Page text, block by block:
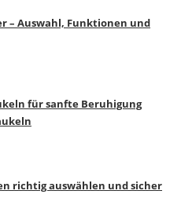
– Auswahl, Funktionen und
für sanfte Beruhigung
richtig auswählen und sicher